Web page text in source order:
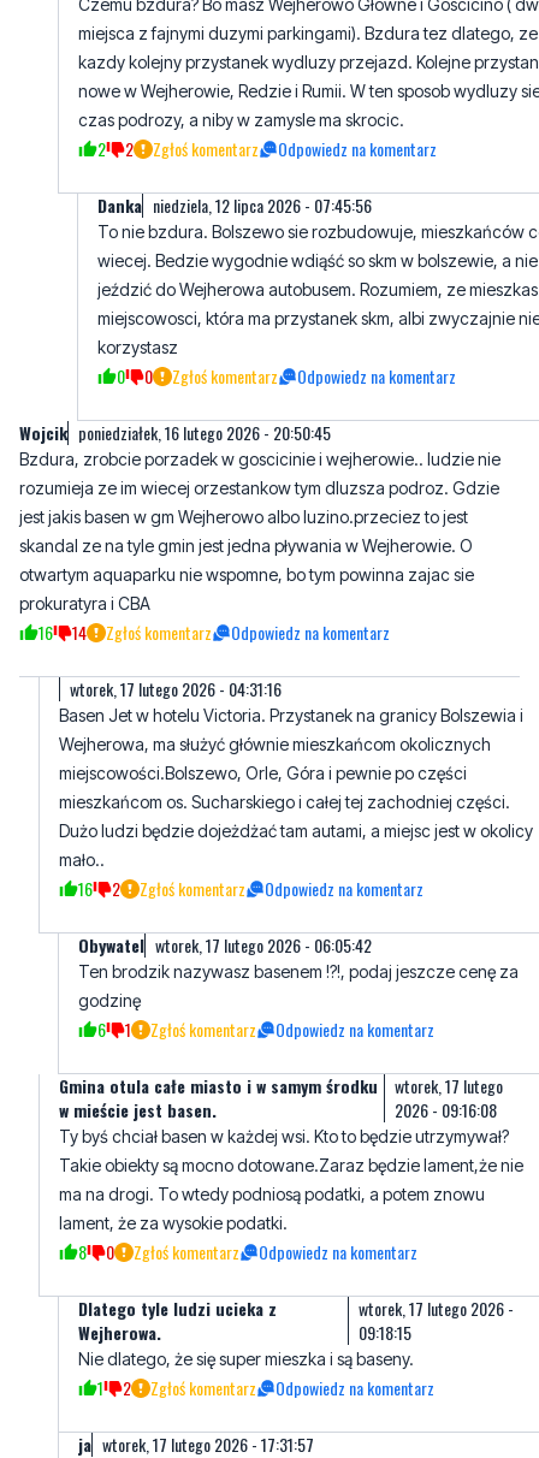
Czemu bzdura? Bo masz Wejherowo Głowne i Goscicino (
miejsca z fajnymi duzymi parkingami). Bzdura tez dlatego, ze
kazdy kolejny przystanek wydluzy przejazd. Kolejne
nowe w Wejherowie, Redzie i Rumii. W ten sposob wydluzy
czas podrozy, a niby w zamysle ma skrocic.
2 2 Zgłoś komentarz Odpowiedz na komentarz
Danka niedziela, 12 lipca 2026 - 07:45:56
To nie bzdura. Bolszewo sie rozbudowuje, mieszkańców
wiecej. Bedzie wygodnie wdiąść so skm w bolszewie, a nie
jeździć do Wejherowa autobusem. Rozumiem, ze
miejscowosci, która ma przystanek skm, albi zwyczajnie
korzystasz
0 0 Zgłoś komentarz Odpowiedz na komentarz
Wojcik poniedziałek, 16 lutego 2026 - 20:50:45
Bzdura, zrobcie porzadek w goscicinie i wejherowie.. ludzie nie
rozumieja ze im wiecej orzestankow tym dluzsza podroz. Gdzie
jest jakis basen w gm Wejherowo albo luzino.przeciez to jest
skandal ze na tyle gmin jest jedna pływania w Wejherowie. O
otwartym aquaparku nie wspomne, bo tym powinna zajac sie
prokuratyra i CBA
16 14 Zgłoś komentarz Odpowiedz na komentarz
wtorek, 17 lutego 2026 - 04:31:16
Basen Jet w hotelu Victoria. Przystanek na granicy Bolszewia i
Wejherowa, ma służyć głównie mieszkańcom okolicznych
miejscowości.Bolszewo, Orle, Góra i pewnie po części
mieszkańcom os. Sucharskiego i całej tej zachodniej części.
Dużo ludzi będzie dojeżdżać tam autami, a miejsc jest w okolicy
mało..
16 2 Zgłoś komentarz Odpowiedz na komentarz
Obywatel wtorek, 17 lutego 2026 - 06:05:42
Ten brodzik nazywasz basenem !?!, podaj jeszcze cenę za
godzinę
6 1 Zgłoś komentarz Odpowiedz na komentarz
Gmina otula całe miasto i w samym środku
w mieście jest basen.
wtorek, 17 lutego
2026 - 09:16:08
Ty byś chciał basen w każdej wsi. Kto to będzie utrzymywał?
Takie obiekty są mocno dotowane.Zaraz będzie lament,że nie
ma na drogi. To wtedy podniosą podatki, a potem znowu
lament, że za wysokie podatki.
8 0 Zgłoś komentarz Odpowiedz na komentarz
Dlatego tyle ludzi ucieka z
Wejherowa.
wtorek, 17 lutego 2026 -
09:18:15
Nie dlatego, że się super mieszka i są baseny.
1 2 Zgłoś komentarz Odpowiedz na komentarz
ja wtorek, 17 lutego 2026 - 17:31:57